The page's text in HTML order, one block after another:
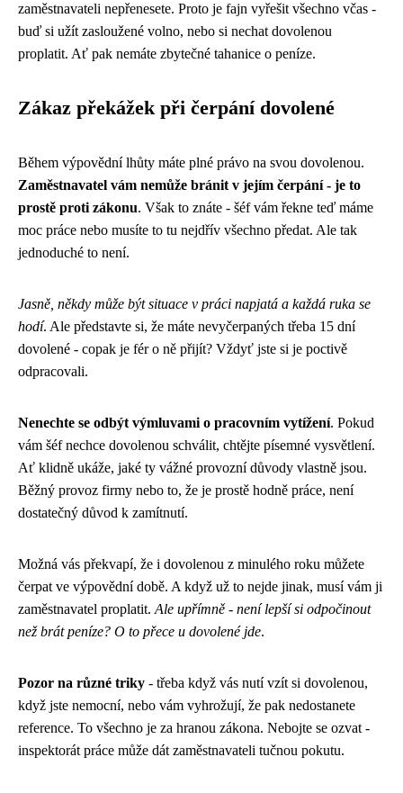
zaměstnavateli nepřenesete. Proto je fajn vyřešit všechno včas -
buď si užít zasloužené volno, nebo si nechat dovolenou
proplatit. Ať pak nemáte zbytečné tahanice o peníze.
Zákaz překážek při čerpání dovolené
Během výpovědní lhůty máte plné právo na svou dovolenou.
Zaměstnavatel vám nemůže bránit v jejím čerpání - je to
prostě proti zákonu. Však to znáte - šéf vám řekne teď máme
moc práce nebo musíte to tu nejdřív všechno předat. Ale tak
jednoduché to není.
Jasně, někdy může být situace v práci napjatá a každá ruka se
hodí. Ale představte si, že máte nevyčerpaných třeba 15 dní
dovolené - copak je fér o ně přijít? Vždyť jste si je poctivě
odpracovali.
Nenechte se odbýt výmluvami o pracovním vytížení. Pokud
vám šéf nechce dovolenou schválit, chtějte písemné vysvětlení.
Ať klidně ukáže, jaké ty vážné provozní důvody vlastně jsou.
Běžný provoz firmy nebo to, že je prostě hodně práce, není
dostatečný důvod k zamítnutí.
Možná vás překvapí, že i dovolenou z minulého roku můžete
čerpat ve výpovědní době. A když už to nejde jinak, musí vám ji
zaměstnavatel proplatit. Ale upřímně - není lepší si odpočinout
než brát peníze? O to přece u dovolené jde.
Pozor na různé triky - třeba když vás nutí vzít si dovolenou,
když jste nemocní, nebo vám vyhrožují, že pak nedostanete
reference. To všechno je za hranou zákona. Nebojte se ozvat -
inspektorát práce může dát zaměstnavateli tučnou pokutu.